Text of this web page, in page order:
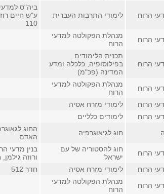
הרוח לימודי התרבות העברית
ביה"ס
ע"ש חיים
110
הרוח
מנהלת הפקולטה למדעי
הרוח
הרוח
תכנית הלימודים
בפילוסופיה, כלכלה ומדע
המדינה (פכ"מ)
הרוח
מנהלת הפקולטה למדעי
הרוח
הרוח
לימודי מזרח אסיה
הרוח
לימודים כלליים
חוג לגיאוגרפיה
החוג
האדם
הרוח
חוג להסטוריה של עם
ישראל
בנין מדעי
ורוזה גילמן,
הרוח לימודי מזרח אסיה חדר 512
הרוח
מנהלת הפקולטה למדעי
הרוח